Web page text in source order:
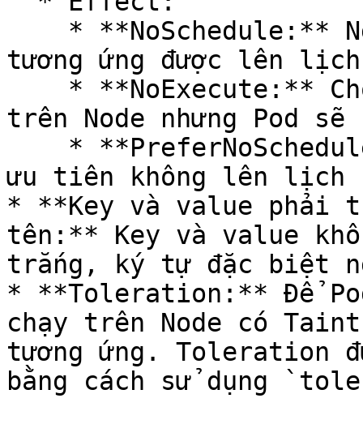
tương ứng được lên
trên Node nhưng Pod
ưu tiên không lên lịch
* **Key và value phải
tên:** Key và value
trắng, ký tự đặc biệt
* **Toleration:** Để
chạy trên Node có
tương ứng. Toleration
bằng cách sử dụng